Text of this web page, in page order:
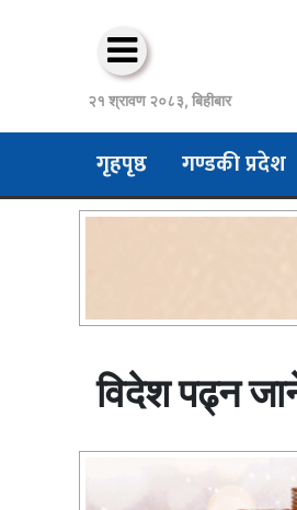
२१ श्रावण २०८३, बिहीबार
गृहपृष्ठ गण्डकी प्रदेश
विदेश पढ्न